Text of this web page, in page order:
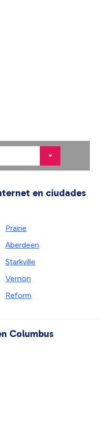
en ciudades
Prairie
Aberdeen
Starkville
Vernon
Reform
Columbus